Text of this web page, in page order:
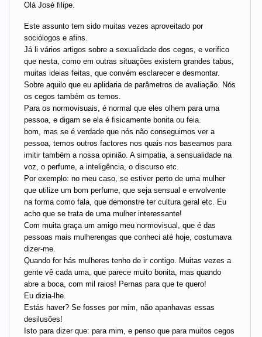
Olá José filipe.
Este assunto tem sido muitas vezes aproveitado por
sociólogos e afins.
Já li vários artigos sobre a sexualidade dos cegos, e verifico
que nesta, como em outras situações existem grandes tabus,
muitas ideias feitas, que convém esclarecer e desmontar.
Sobre aquilo que eu aplidaria de parâmetros de avaliação. Nós
os cegos também os temos.
Para os normovisuais, é normal que eles olhem para uma
pessoa, e digam se ela é fisicamente bonita ou feia.
bom, mas se é verdade que nós não conseguimos ver a
pessoa, temos outros factores nos quais nos baseamos para
imitir também a nossa opinião. A simpatia, a sensualidade na
voz, o perfume, a inteligência, o discurso etc.
Por exemplo: no meu caso, se estiver perto de uma mulher
que utilize um bom perfume, que seja sensual e envolvente
na forma como fala, que demonstre ter cultura geral etc. Eu
acho que se trata de uma mulher interessante!
Com muita graça um amigo meu normovisual, que é das
pessoas mais mulherengas que conheci até hoje, costumava
dizer-me.
Quando for hás mulheres tenho de ir contigo. Muitas vezes a
gente vê cada uma, que parece muito bonita, mas quando
abre a boca, com mil raios! Pernas para que te quero!
Eu dizia-lhe.
Estás haver? Se fosses por mim, não apanhavas essas
desilusões!
Isto para dizer que: para mim, e penso que para muitos cegos